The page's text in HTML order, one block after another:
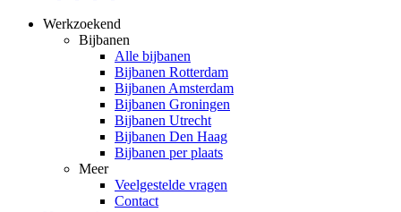
Werkzoekend
Bijbanen
Alle bijbanen
Bijbanen Rotterdam
Bijbanen Amsterdam
Bijbanen Groningen
Bijbanen Utrecht
Bijbanen Den Haag
Bijbanen per plaats
Meer
Veelgestelde vragen
Contact